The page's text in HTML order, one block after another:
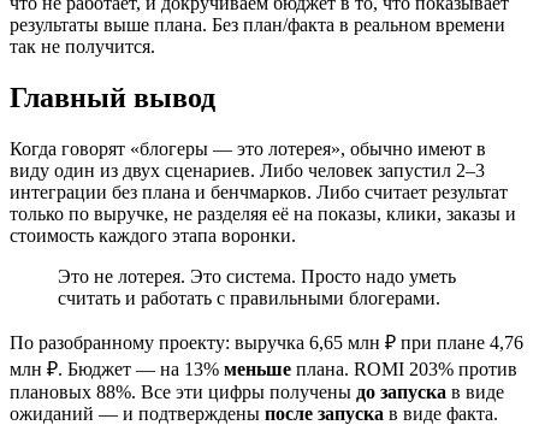
результаты выше плана. Без план/факта в реальном времени
так не получится.
Главный вывод
Когда говорят «блогеры — это лотерея», обычно имеют в
виду один из двух сценариев. Либо человек запустил 2–3
интеграции без плана и бенчмарков. Либо считает результат
только по выручке, не разделяя её на показы, клики, заказы и
стоимость каждого этапа воронки.
Это не лотерея. Это система. Просто надо уметь
считать и работать с правильными блогерами.
По разобранному проекту: выручка 6,65 млн ₽ при плане 4,76
млн ₽. Бюджет — на 13% меньше плана. ROMI 203% против
плановых 88%. Все эти цифры получены до запуска в виде
ожиданий — и подтверждены после запуска в виде факта.